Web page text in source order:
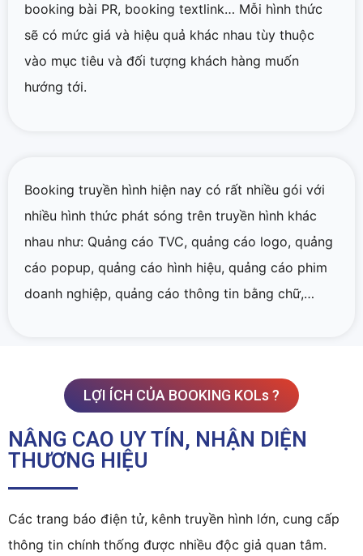
booking bài PR, booking textlink… Mỗi hình thức
sẽ có mức giá và hiệu quả khác nhau tùy thuộc
vào mục tiêu và đối tượng khách hàng muốn
hướng tới.
Booking truyền hình hiện nay có rất nhiều gói với
nhiều hình thức phát sóng trên truyền hình khác
nhau như: Quảng cáo TVC, quảng cáo logo, quảng
cáo popup, quảng cáo hình hiệu, quảng cáo phim
doanh nghiệp, quảng cáo thông tin bằng chữ,…
LỢI ÍCH CỦA BOOKING KOLs ?
NÂNG CAO UY TÍN, NHẬN DIỆN
THƯƠNG HIỆU
Các trang báo điện tử, kênh truyền hình lớn, cung cấp
thông tin chính thống được nhiều độc giả quan tâm.